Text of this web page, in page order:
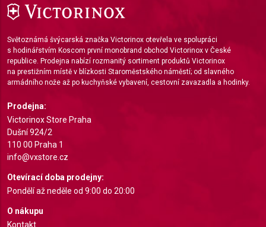
Světoznámá švýcarská značka Victorinox otevřela ve spolupráci
s hodinářstvím Koscom první monobrand obchod Victorinox v České
republice. Prodejna nabízí rozmanitý sortiment produktů Victorinox
na prestižním místě v blízkosti Staroměstského náměstí; od slavného
armádního nože až po kuchyňské vybavení, cestovní zavazadla a hodinky.
Prodejna:
Victorinox Store Praha
Dušní 924/2
110 00 Praha 1
info@vxstore.cz
Otevírací doba prodejny:
Pondělí až neděle od 9:00 do 20:00
O nákupu
Kontakt
Measure content performance
Understand audiences through statistics or
combinations of data from different sources
Develop and improve services
IAB Special Features:
Use precise geolocation data
Identify devices based on information actively
Non-IAB processing purposes:
Necessary